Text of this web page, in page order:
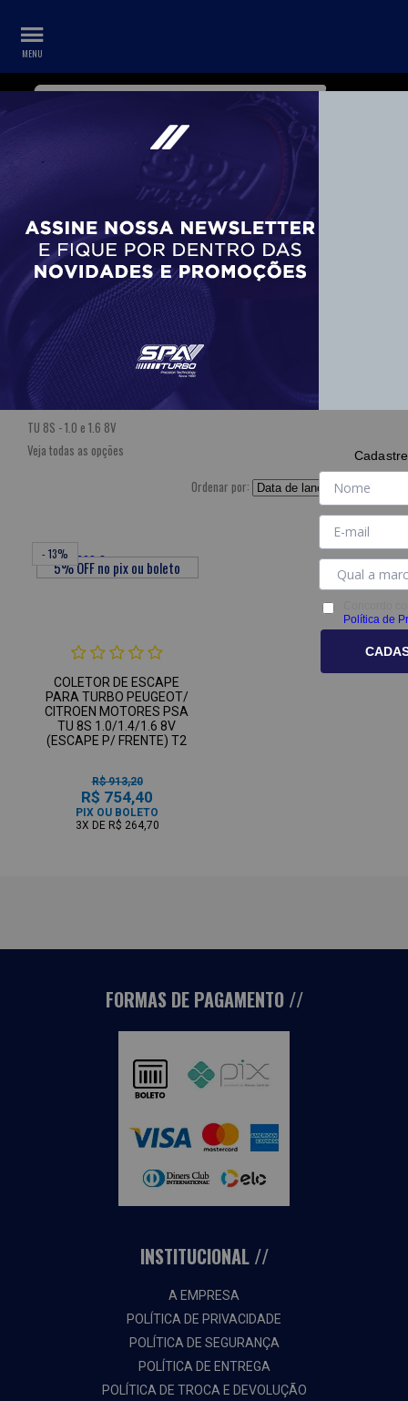
+55 11 99687-3840
FERRO FUNDIDO (1)
Montadora
Peugeot (1)
Tipo
Coletor (1)
Motor
TU 8S - 1.0 e 1.6 8V
Veja todas as opções
Ordenar por:
- 13%
COLETOR DE ESCAPE
PARA TURBO PEUGEOT/
CITROEN MOTORES PSA
TU 8S 1.0/1.4/1.6 8V
(ESCAPE P/ FRENTE) T2
R$ 913,20
R$ 754,40
PIX OU BOLETO
3X DE R$ 264,70
FORMAS DE PAGAMENTO
INSTITUCIONAL
A EMPRESA
POLÍTICA DE PRIVACIDADE
POLÍTICA DE SEGURANÇA
POLÍTICA DE ENTREGA
POLÍTICA DE TROCA E DEVOLUÇÃO
Política de